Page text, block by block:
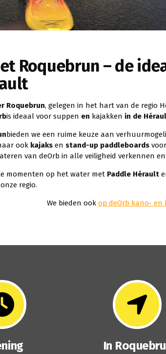
Roquebrun – de
Roquebrun, gelegen in het hart van de regio
is ideaal voor suppen en kajakken in de
bieden we een ruime keuze aan
ook kajaks en stand-up paddleboards
van deOrb in alle veiligheid verkennen
momenten op het water met Paddle Hérault
regio.
We bieden ook op deOrb kano- en
In